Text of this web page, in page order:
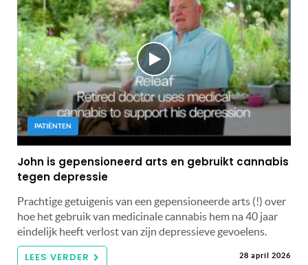
PATIËNTEN
John is gepensioneerd arts en gebruikt cannabis
tegen depressie
Prachtige getuigenis van een gepensioneerde arts (!) over
hoe het gebruik van medicinale cannabis hem na 40 jaar
eindelijk heeft verlost van zijn depressieve gevoelens.
LEES VERDER 28 april 2026